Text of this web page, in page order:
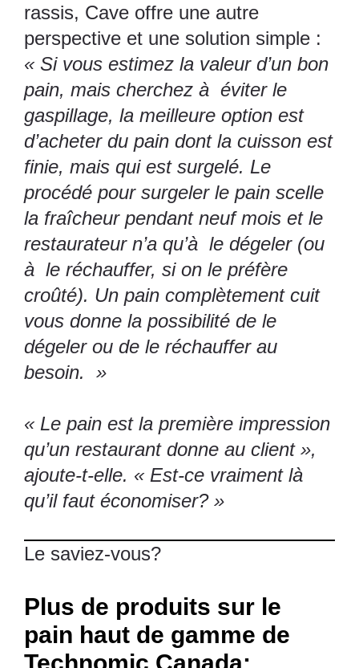
rassis, Cave offre une autre
perspective et une solution simple :
« Si vous estimez la valeur d’un bon
pain, mais cherchez à éviter le
gaspillage, la meilleure option est
d’acheter du pain dont la cuisson est
finie, mais qui est surgelé. Le
procédé pour surgeler le pain scelle
la fraîcheur pendant neuf mois et le
restaurateur n’a qu’à le dégeler (ou
à le réchauffer, si on le préfère
croûté). Un pain complètement cuit
vous donne la possibilité de le
dégeler ou de le réchauffer au
besoin. »
« Le pain est la première impression
qu’un restaurant donne au client »,
ajoute-t-elle. « Est-ce vraiment là
qu’il faut économiser? »
Le saviez-vous?
Plus de produits sur le
pain haut de gamme de
Technomic Canada: